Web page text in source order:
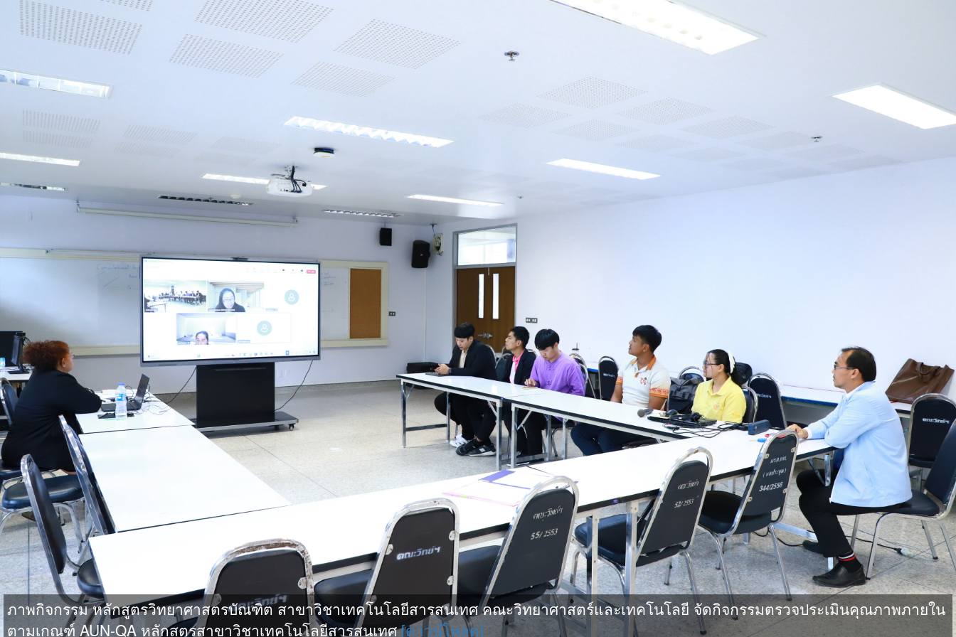
ภาพกิจกรรม หลักสูตรวิทยาศาสตรบัณฑิต สาขาวิชาเทคโนโลยีสารสนเทศ คณะวิทยาศาสตร์และเทคโนโลยี จัดกิจกรรมตรวจประเมินคุณภาพภายใน
ตามเกณฑ์ AUN-QA หลักสูตรสาขาวิชาเทคโนโลยีสารสนเทศ [ดาวน์โหลด]